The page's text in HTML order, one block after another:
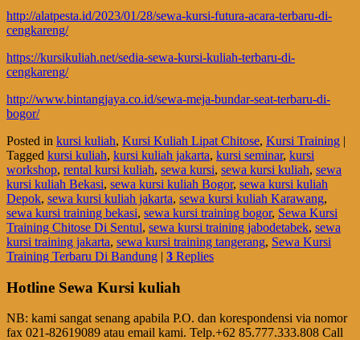
http://alatpesta.id/2023/01/28/sewa-kursi-futura-acara-terbaru-di-
cengkareng/
https://kursikuliah.net/sedia-sewa-kursi-kuliah-terbaru-di-
cengkareng/
http://www.bintangjaya.co.id/sewa-meja-bundar-seat-terbaru-di-
bogor/
Posted in kursi kuliah, Kursi Kuliah Lipat Chitose, Kursi Training |
Tagged kursi kuliah, kursi kuliah jakarta, kursi seminar, kursi
workshop, rental kursi kuliah, sewa kursi, sewa kursi kuliah, sewa
kursi kuliah Bekasi, sewa kursi kuliah Bogor, sewa kursi kuliah
Depok, sewa kursi kuliah jakarta, sewa kursi kuliah Karawang,
sewa kursi training bekasi, sewa kursi training bogor, Sewa Kursi
Training Chitose Di Sentul, sewa kursi training jabodetabek, sewa
kursi training jakarta, sewa kursi training tangerang, Sewa Kursi
Training Terbaru Di Bandung | 3 Replies
Hotline Sewa Kursi kuliah
NB: kami sangat senang apabila P.O. dan korespondensi via nomor
fax 021-82619089 atau email kami. Telp.+62 85.777.333.808 Call